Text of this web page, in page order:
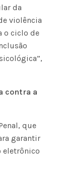
da
violência
o ciclo de
contra a
que
garantir
eletrônico